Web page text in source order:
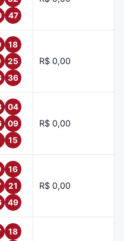
47
18
25
36
R$ 0,00
04
09
15
R$ 0,00
16
21
49
R$ 0,00
18